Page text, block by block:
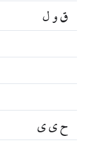
ق و ل
ح ي ي